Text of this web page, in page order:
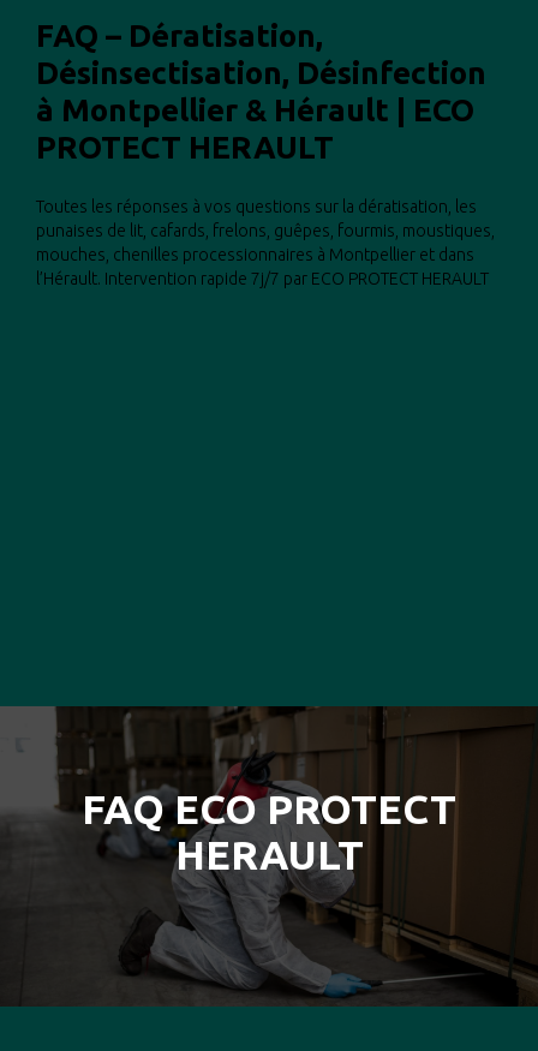
FAQ – Dératisation,
Désinsectisation, Désinfection
à Montpellier & Hérault | ECO
PROTECT HERAULT
Toutes les réponses à vos questions sur la dératisation, les
punaises de lit, cafards, frelons, guêpes, fourmis, moustiques,
mouches, chenilles processionnaires à Montpellier et dans
l’Hérault. Intervention rapide 7j/7 par ECO PROTECT HERAULT
FAQ ECO PROTECT
HERAULT